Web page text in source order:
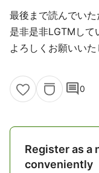
最後まで読んでいた
是非是非LGTMして
よろしくお願いいた
comment0
Register as a
conveniently